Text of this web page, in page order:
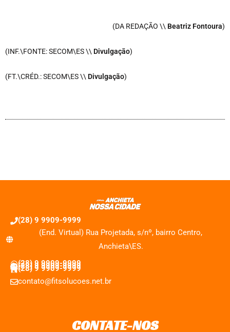
(DA REDAÇÃO \\ Beatriz Fontoura)
(INF.\FONTE: SECOM\ES \\ Divulgação)
(FT.\CRÉD.: SECOM\ES \\ Divulgação)
(28) 9 9909-9999
(End. Virtual) Rua Projetada, s/nº, bairro Centro,
Anchieta\ES.
(28) 9 9909-9999
(28) 9 9909-9999
(28) 9 9909-9999
contato@fitsolucoes.net.br
CONTATE-NOS